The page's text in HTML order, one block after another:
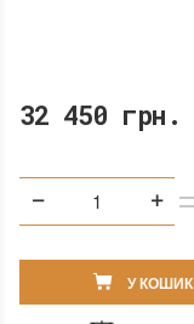
32 450 грн.
У КОШИК